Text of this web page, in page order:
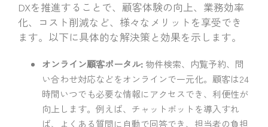
DXを推進することで、顧客体験の向上、業務効率
化、コスト削減など、様々なメリットを享受でき
ます。以下に具体的な解決策と効果を示します。
オンライン顧客ポータル: 物件検索、内覧予約、問
い合わせ対応などをオンラインで一元化。顧客は24
時間いつでも必要な情報にアクセスでき、利便性が
向上します。例えば、チャットボットを導入すれ
ば、よくある質問に自動で回答でき、担当者の負担